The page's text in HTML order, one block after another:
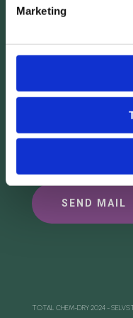
Marketing
KØB
GDPR
RING HER
SEND MAIL
TOTAL CHEM-DRY 2024 -